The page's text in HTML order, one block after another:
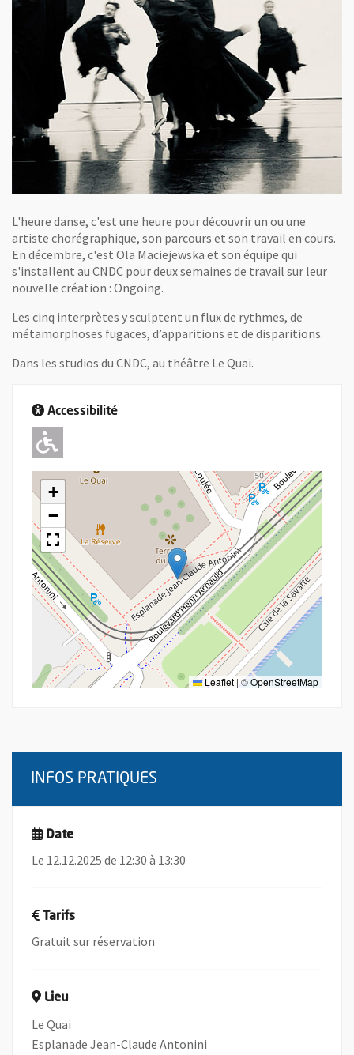
L'heure danse, c'est une heure pour découvrir un ou une
artiste chorégraphique, son parcours et son travail en cours.
En décembre, c'est Ola Maciejewska et son équipe qui
s'installent au CNDC pour deux semaines de travail sur leur
nouvelle création : Ongoing.
Les cinq interprètes y sculptent un flux de rythmes, de
métamorphoses fugaces, d’apparitions et de disparitions.
Dans les studios du CNDC, au théâtre Le Quai.
Accessibilité
Adapté pour l'handicap Moteur
+
−
Leaflet | ©OpenStreetMap
INFOS PRATIQUES
Date
Le 12.12.2025 de 12:30 à 13:30
Tarifs
Gratuit sur réservation
Lieu
Le Quai
Esplanade Jean-Claude Antonini